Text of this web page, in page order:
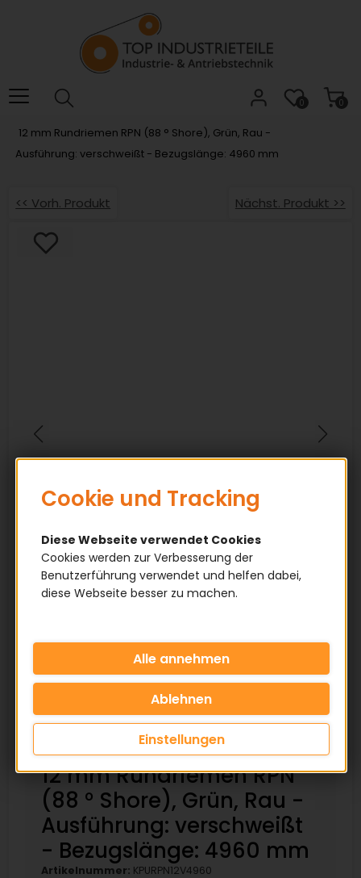
das
Barrierefreiheitsmenü
0
0
12 mm Rundriemen RPN (88 ° Shore), Grün, Rau -
Ausführung: verschweißt - Bezugslänge: 4960 mm
<< Vorh. Produkt Nächst. Produkt >>
12 mm Rundriemen RPN
(88 ° Shore), Grün, Rau -
Ausführung: verschweißt
- Bezugslänge: 4960 mm
Artikelnummer: KPURPN12V4960
Cookie und Tracking
Diese Webseite verwendet Cookies
Cookies werden zur Verbesserung der
Benutzerführung verwendet und helfen dabei,
diese Webseite besser zu machen.
Einstellungen